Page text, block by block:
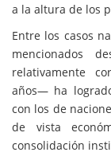
a la altura de los
Entre los casos
mencionados
relativamente
años— ha
con los de
de vista
consolidación